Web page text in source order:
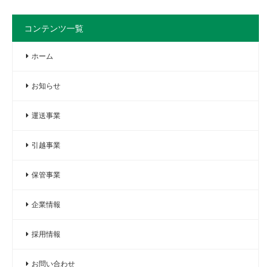
コンテンツ一覧
ホーム
お知らせ
運送事業
引越事業
保管事業
企業情報
採用情報
お問い合わせ